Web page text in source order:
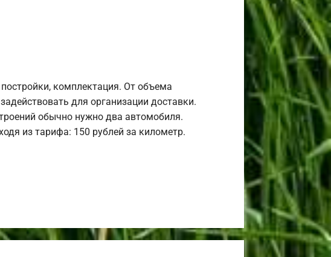
комплектация. От объема
для организации доставки.
обычно нужно два автомобиля.
из тарифа: 150 рублей за километр.